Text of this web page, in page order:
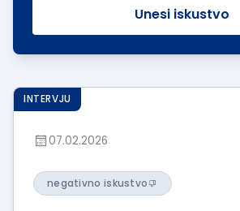
Unesi iskustvo
INTERVJU
07.02.2026
negativno iskustvo